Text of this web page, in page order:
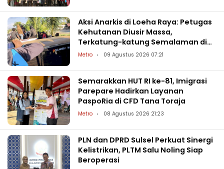
Aksi Anarkis di Loeha Raya: Petugas
Kehutanan Diusir Massa,
Terkatung-katung Semalaman di
Danau Towuti
Metro 09 Agustus 2026 07:21
Semarakkan HUT RI ke-81, Imigrasi
Parepare Hadirkan Layanan
PaspoRia di CFD Tana Toraja
Metro 08 Agustus 2026 21:23
PLN dan DPRD Sulsel Perkuat Sinergi
Kelistrikan, PLTM Salu Noling Siap
Beroperasi